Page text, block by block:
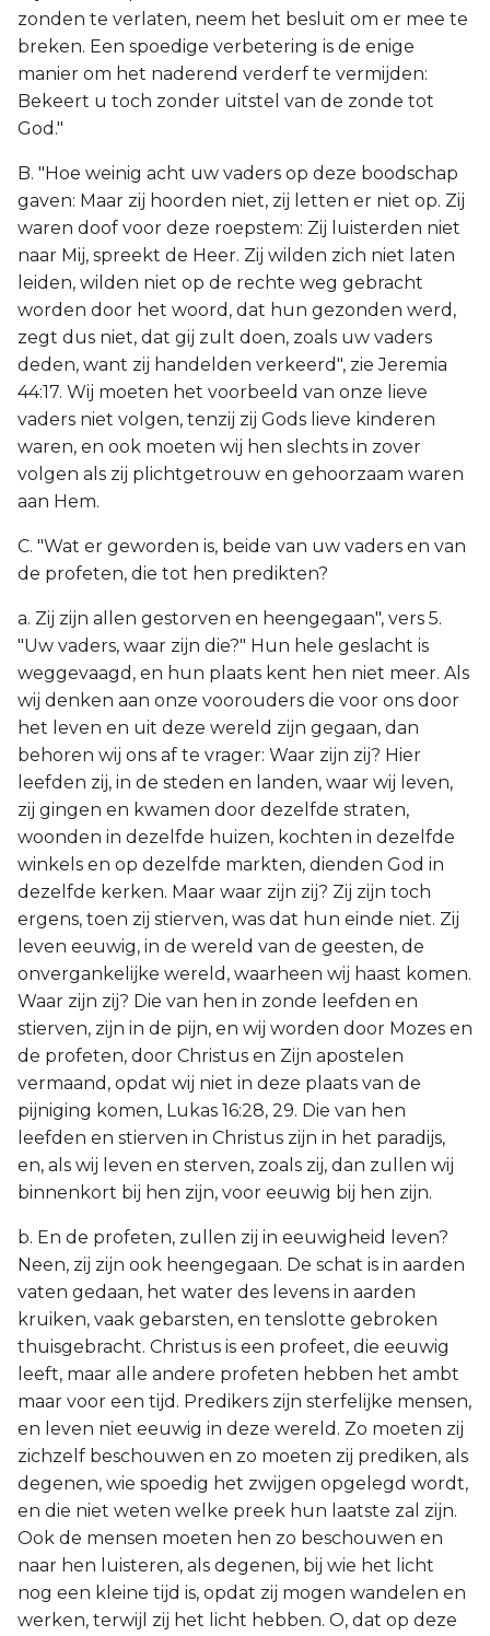
zonden te verlaten, neem het besluit om er mee te
breken. Een spoedige verbetering is de enige
manier om het naderend verderf te vermijden:
Bekeert u toch zonder uitstel van de zonde tot
God."
B. "Hoe weinig acht uw vaders op deze boodschap
gaven: Maar zij hoorden niet, zij letten er niet op. Zij
waren doof voor deze roepstem: Zij luisterden niet
naar Mij, spreekt de Heer. Zij wilden zich niet laten
leiden, wilden niet op de rechte weg gebracht
worden door het woord, dat hun gezonden werd,
zegt dus niet, dat gij zult doen, zoals uw vaders
deden, want zij handelden verkeerd", zie Jeremia
44:17. Wij moeten het voorbeeld van onze lieve
vaders niet volgen, tenzij zij Gods lieve kinderen
waren, en ook moeten wij hen slechts in zover
volgen als zij plichtgetrouw en gehoorzaam waren
aan Hem.
C. "Wat er geworden is, beide van uw vaders en van
de profeten, die tot hen predikten?
a. Zij zijn allen gestorven en heengegaan", vers 5.
"Uw vaders, waar zijn die?" Hun hele geslacht is
weggevaagd, en hun plaats kent hen niet meer. Als
wij denken aan onze voorouders die voor ons door
het leven en uit deze wereld zijn gegaan, dan
behoren wij ons af te vrager: Waar zijn zij? Hier
leefden zij, in de steden en landen, waar wij leven,
zij gingen en kwamen door dezelfde straten,
woonden in dezelfde huizen, kochten in dezelfde
winkels en op dezelfde markten, dienden God in
dezelfde kerken. Maar waar zijn zij? Zij zijn toch
ergens, toen zij stierven, was dat hun einde niet. Zij
leven eeuwig, in de wereld van de geesten, de
onvergankelijke wereld, waarheen wij haast komen.
Waar zijn zij? Die van hen in zonde leefden en
stierven, zijn in de pijn, en wij worden door Mozes en
de profeten, door Christus en Zijn apostelen
vermaand, opdat wij niet in deze plaats van de
pijniging komen, Lukas 16:28, 29. Die van hen
leefden en stierven in Christus zijn in het paradijs,
en, als wij leven en sterven, zoals zij, dan zullen wij
binnenkort bij hen zijn, voor eeuwig bij hen zijn.
b. En de profeten, zullen zij in eeuwigheid leven?
Neen, zij zijn ook heengegaan. De schat is in aarden
vaten gedaan, het water des levens in aarden
kruiken, vaak gebarsten, en tenslotte gebroken
thuisgebracht. Christus is een profeet, die eeuwig
leeft, maar alle andere profeten hebben het ambt
maar voor een tijd. Predikers zijn sterfelijke mensen,
en leven niet eeuwig in deze wereld. Zo moeten zij
zichzelf beschouwen en zo moeten zij prediken, als
degenen, wie spoedig het zwijgen opgelegd wordt,
en die niet weten welke preek hun laatste zal zijn.
Ook de mensen moeten hen zo beschouwen en
naar hen luisteren, als degenen, bij wie het licht
nog een kleine tijd is, opdat zij mogen wandelen en
werken, terwijl zij het licht hebben. O, dat op deze